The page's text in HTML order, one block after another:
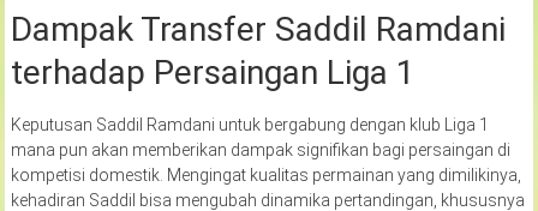
Dampak Transfer Saddil Ramdani
terhadap Persaingan Liga 1
Keputusan Saddil Ramdani untuk bergabung dengan klub Liga 1
mana pun akan memberikan dampak signifikan bagi persaingan di
kompetisi domestik. Mengingat kualitas permainan yang dimilikinya,
kehadiran Saddil bisa mengubah dinamika pertandingan, khususnya